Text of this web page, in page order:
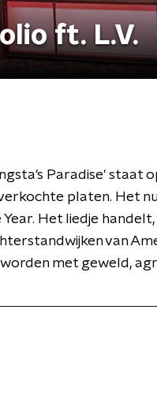
ft. L.V.
Paradise' staat
verkochte platen. Het
Het liedje
van
met geweld,